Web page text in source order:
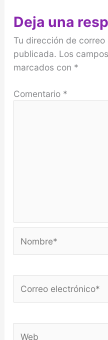
Deja una
Tu dirección de
publicada. Los
marcados con *
Comentario *
electrónico*